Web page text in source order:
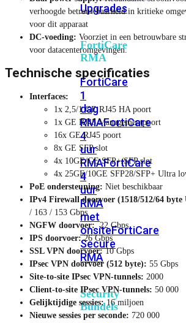
Upgrades
FortiCare
RMA
FortiCare
1
dag
RMAFortiCare
4
uur
RMAFortiCare
4
uur
RMA
met
onsiteFortiCare
Secure
RMA
Security
Bundels
verhoogde betrouwbaarheid in kritieke
voor dit apparaat
DC-voeding: Voorziet in een betrouwbare
voor datacenteromgevingen.
Technische specificaties
Interfaces:
1x 2,5/1 GE RJ45 HA poort
1x GE RJ45 Managementpoort
16x GE RJ45 poort
8x GE SFP slot
4x 10GE/GE SFP+/SFP slot
4x 25GE/10GE SFP28/SFP+ Ultra
PoE ondersteuning: Niet beschikbaar
IPv4 Firewall doorvoer (1518/512/64 byte
/ 163 / 153 Gbps
NGFW doorvoer: 22 Gbps
IPS doorvoer:26 Gbps
SSL VPN doorvoer:10 Gbps
IPsec VPN doorvoer (512 byte): 55 Gbps
Site-to-site IPsec VPN-tunnels: 2000
Client-to-site IPsec VPN-tunnels: 50 000
Gelijktijdige sessies:16 miljoen
Nieuwe sessies per seconde: 720 000